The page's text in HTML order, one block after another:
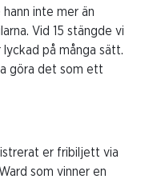
inte mer än
Vid 15 stängde vi
på många sätt.
göra det som ett
er fribiljett via
som vinner en